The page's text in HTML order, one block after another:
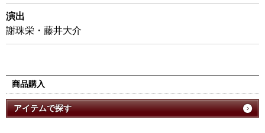
演出
謝珠栄・藤井大介
商品購入
アイテムで探す